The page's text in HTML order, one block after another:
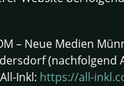
– Neue Medien
(nachfolgend
Inkl: https://all-